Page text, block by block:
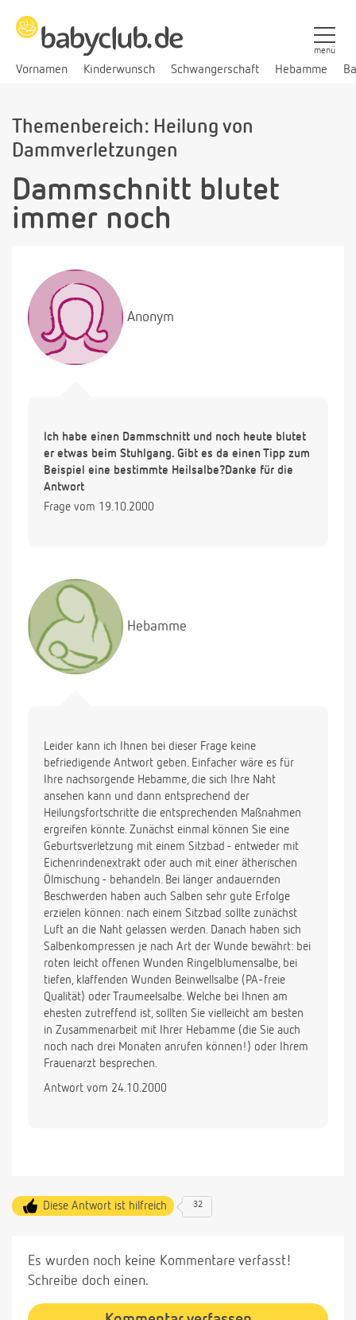
Vornamen Kinderwunsch Schwangerschaft Hebamme
menü
Themenbereich: Heilung von
Dammverletzungen
Dammschnitt blutet
immer noch
Anonym
Ich habe einen Dammschnitt und noch heute blutet
er etwas beim Stuhlgang. Gibt es da einen Tipp zum
Beispiel eine bestimmte Heilsalbe?Danke für die
Antwort
Frage vom 19.10.2000
Hebamme
Leider kann ich Ihnen bei dieser Frage keine
befriedigende Antwort geben. Einfacher wäre es für
Ihre nachsorgende Hebamme, die sich Ihre Naht
ansehen kann und dann entsprechend der
Heilungsfortschritte die entsprechenden Maßnahmen
ergreifen könnte. Zunächst einmal können Sie eine
Geburtsverletzung mit einem Sitzbad - entweder mit
Eichenrindenextrakt oder auch mit einer ätherischen
Ölmischung - behandeln. Bei länger andauernden
Beschwerden haben auch Salben sehr gute Erfolge
erzielen können: nach einem Sitzbad sollte zunächst
Luft an die Naht gelassen werden. Danach haben sich
Salbenkompressen je nach Art der Wunde bewährt: bei
roten leicht offenen Wunden Ringelblumensalbe, bei
tiefen, klaffenden Wunden Beinwellsalbe (PA-freie
Qualität) oder Traumeelsalbe. Welche bei Ihnen am
ehesten zutreffend ist, sollten Sie vielleicht am besten
in Zusammenarbeit mit Ihrer Hebamme (die Sie auch
noch nach drei Monaten anrufen können!) oder Ihrem
Frauenarzt besprechen.
Antwort vom 24.10.2000
Diese Antwort ist hilfreich 32
Es wurden noch keine Kommentare verfasst!
Schreibe doch einen.